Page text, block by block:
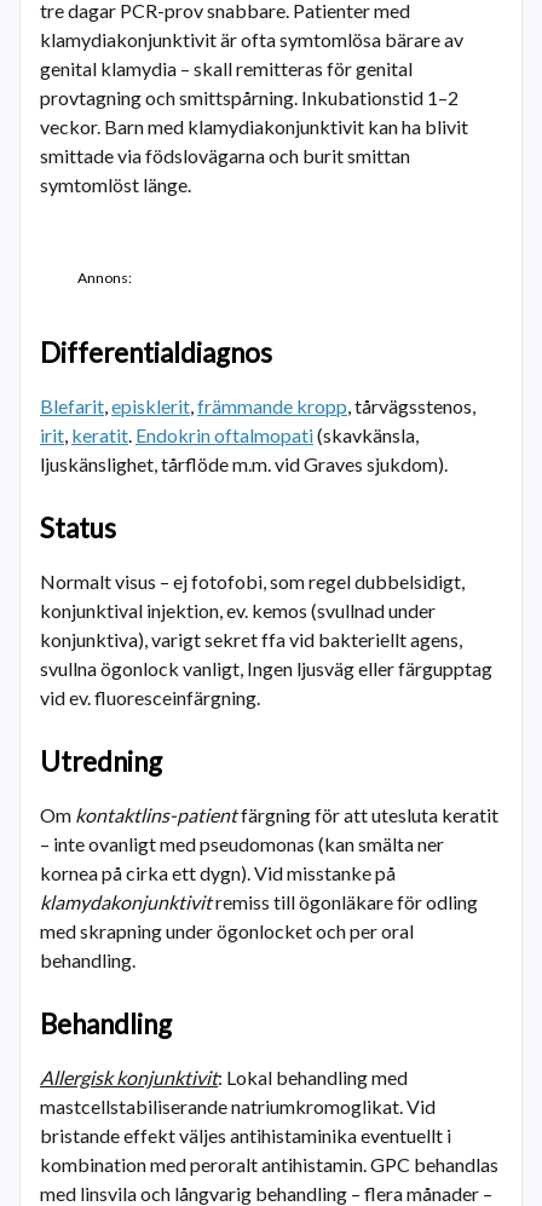
tre dagar PCR-prov snabbare. Patienter med
klamydiakonjunktivit är ofta symtomlösa bärare av
genital klamydia – skall remitteras för genital
provtagning och smittspårning. Inkubationstid 1–2
veckor. Barn med klamydiakonjunktivit kan ha blivit
smittade via födslovägarna och burit smittan
symtomlöst länge.
Annons:
Differentialdiagnos
Blefarit,episklerit,främmande kropp, tårvägsstenos,
irit, keratit. Endokrin oftalmopati(skavkänsla,
ljuskänslighet, tårflöde m.m. vid Graves sjukdom).
Status
Normalt visus – ej fotofobi, som regel dubbelsidigt,
konjunktival injektion, ev. kemos (svullnad under
konjunktiva), varigt sekret ffa vid bakteriellt agens,
svullna ögonlock vanligt, Ingen ljusväg eller färgupptag
vid ev. fluoresceinfärgning.
Utredning
Om kontaktlins-patientfärgning för att utesluta keratit
– inte ovanligt med pseudomonas (kan smälta ner
kornea på cirka ett dygn). Vid misstanke på
klamydakonjunktivitremiss till ögonläkare för odling
med skrapning under ögonlocket och per oral
behandling.
Behandling
Allergisk konjunktivit: Lokal behandling med
mastcellstabiliserande natriumkromoglikat. Vid
bristande effekt väljes antihistaminika eventuellt i
kombination med peroralt antihistamin. GPC behandlas
med linsvila och långvarig behandling – flera månader –